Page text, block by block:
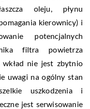
oleju, płynu
kierownicy) i
potencjalnych
filtra powietrza
nie jest zbytnio
uwagi na ogólny stan
uszkodzenia i
jest serwisowanie